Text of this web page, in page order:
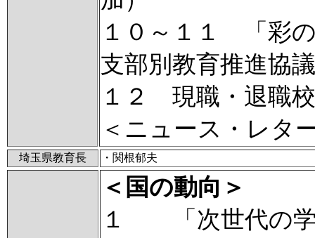
１０～１１ 「彩
支部別教育推進協
１２ 現職・退職
＜ニュース・レタ
埼玉県教育長 ・関根郁夫
＜国の動向＞
１ 「次世代の学